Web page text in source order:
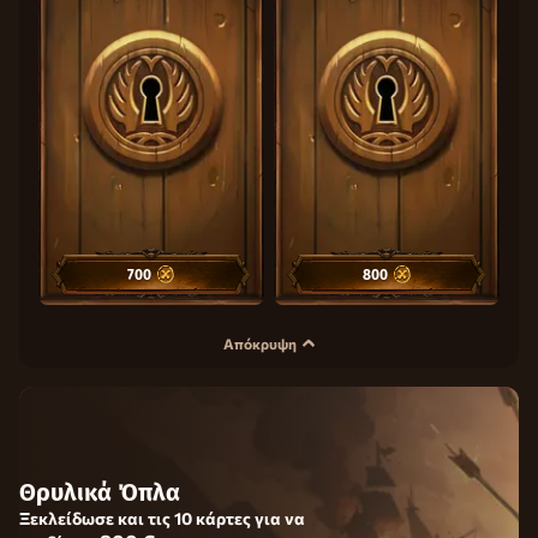
700
700 800
800
Απόκρυψη
Θρυλικά Όπλα
Ξεκλείδωσε και τις 10 κάρτες για να